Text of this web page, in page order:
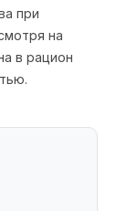
при
на
в рацион